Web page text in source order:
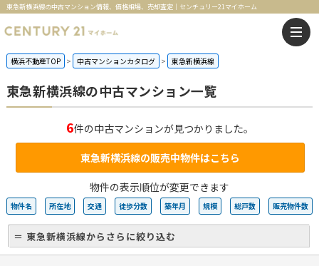
東急新横浜線の中古マンション情報、価格相場、売却査定｜センチュリー21マイホーム
横浜不動産TOP 中古マンションカタログ 東急新横浜線
東急新横浜線の中古マンション一覧
6件の中古マンションが見つかりました。
東急新横浜線の販売中物件はこちら
物件の表示順位が変更できます
物件名 所在地 交通 徒歩分数 築年月 規模 総戸数 販売物件数
＝ 東急新横浜線からさらに絞り込む